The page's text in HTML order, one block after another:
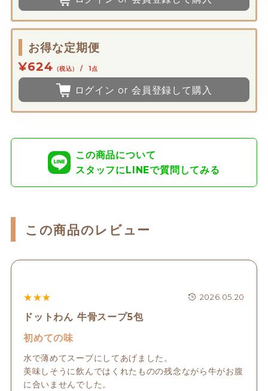
お得な定期便
¥624 （税込） / 1点
ログイン or 会員登録して購入
この商品について
スタッフにLINEで質問してみる
この商品のレビュー
2026.05.20
ドットわん 牛骨スープ5包
★★★
初めての味
水で薄めてスープにしてあげました。
美味しそうに飲んではくれたものの残念ながら牛がお腹
に合いませんでした。